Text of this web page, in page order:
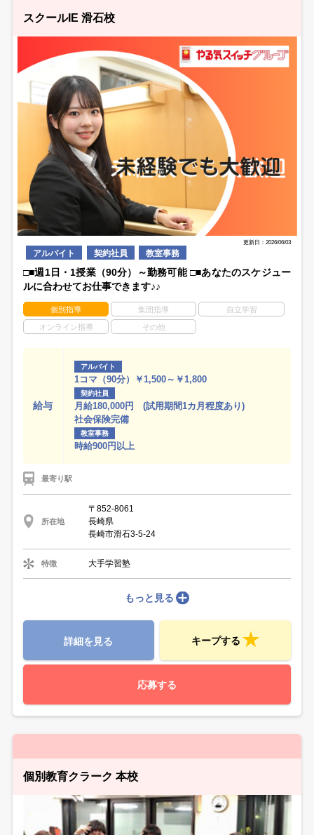
スクールIE 滑石校
更新日：2026/06/03
アルバイト 契約社員 教室事務
□■週1日・1授業（90分）～勤務可能 □■あなたのスケジュー
ルに合わせてお仕事できます♪♪
個別指導 集団指導 自立学習
オンライン指導 その他
給与
アルバイト
1コマ（90分）￥1,500～￥1,800
契約社員
月給180,000円 (試用期間1カ月程度あり)
社会保険完備
教室事務
時給900円以上
最寄り駅
所在地
〒852-8061
長崎県
長崎市滑石3-5-24
特徴 大手学習塾
もっと見る
詳細を見る キープする
応募する
個別教育クラーク 本校